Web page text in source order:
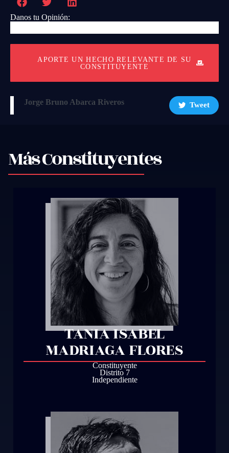
Danos tu Opinión:
APORTE UN HECHO RELEVANTE DE SU
CONSTITUYENTE
Jorge Bruno Abarca Riveros Tweet
Más Constituyentes
TANIA ISABEL
MADRIAGA FLORES
Constituyente
Distrito 7
Independiente